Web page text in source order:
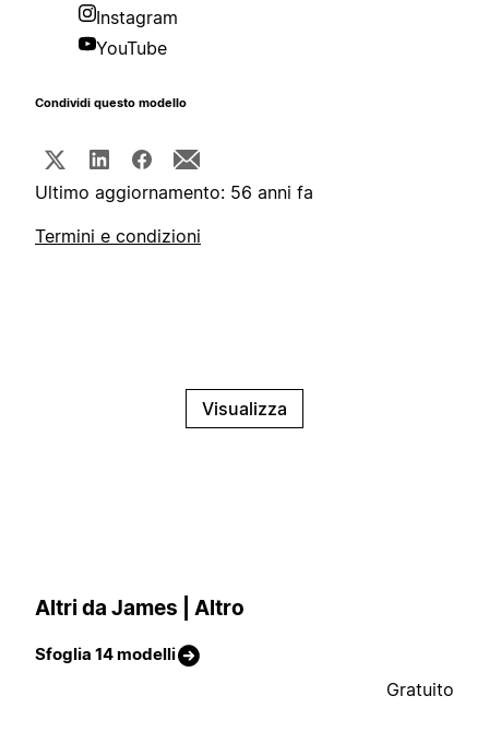
Instagram
YouTube
Condividi questo modello
Ultimo aggiornamento: 56 anni fa
Termini e condizioni
Visualizza
Altri da James | Altro
Sfoglia 14 modelli
Gratuito